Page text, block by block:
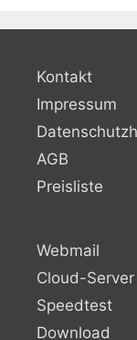
Kontakt
Impressum
AGB
Preisliste
Webmail
Cloud-Server
Speedtest
Download